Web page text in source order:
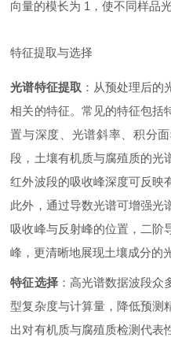
向量的模长为 1，使不同样品
特征提取与选择
光谱特征提取 ：从预处理后
相关的特征。常见的特征包括
置与深度、光谱斜率、积分
段，土壤有机质与腐殖质的光
红外波段的吸收峰深度可反映
此外，通过导数光谱可增强光
吸收峰与反射峰的位置，二阶
峰，更清晰地展现土壤成分的
特征选择：高光谱数据波段众
型复杂度与计算量，降低预测
出对有机质与腐殖质检测代表